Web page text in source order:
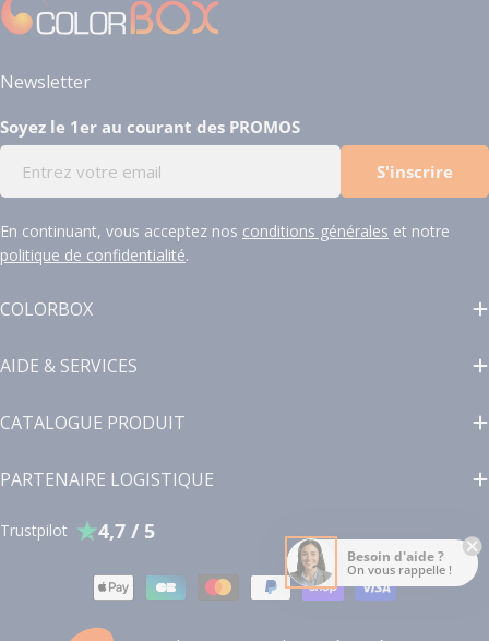
Newsletter
Soyez le 1er au courant des PROMOS
mail
S'inscrire
En continuant, vous acceptez nos conditions générales et notre
politique de confidentialité.
COLORBOX
AIDE & SERVICES
CATALOGUE PRODUIT
PARTENAIRE LOGISTIQUE
Trustpilot 4,7 / 5
Modes
paiement
Besoin d'aide ?
On vous rappelle !